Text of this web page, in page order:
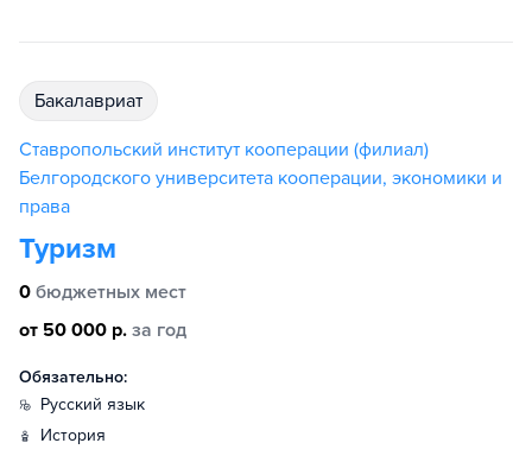
бакалавриат
Ставропольский институт кооперации (филиал)
Белгородского университета кооперации, экономики и
права
Туризм
0 бюджетных мест
от 50 000 р. за год
Обязательно:
русский язык
история